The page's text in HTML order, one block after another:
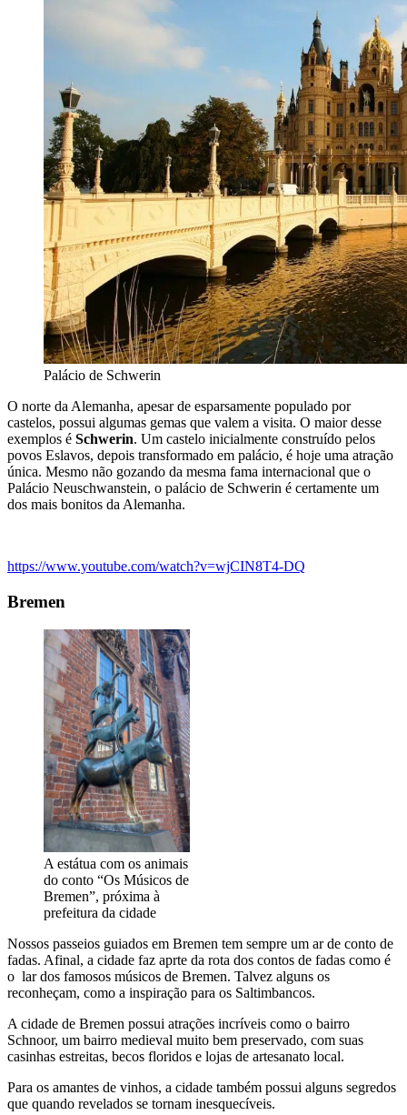
Palácio de Schwerin
O norte da Alemanha, apesar de esparsamente populado por
castelos, possui algumas gemas que valem a visita. O maior desse
exemplos é Schwerin. Um castelo inicialmente construído pelos
povos Eslavos, depois transformado em palácio, é hoje uma atração
única. Mesmo não gozando da mesma fama internacional que o
Palácio Neuschwanstein, o palácio de Schwerin é certamente um
dos mais bonitos da Alemanha.
https://www.youtube.com/watch?v=wjCIN8T4-DQ
Bremen
A estátua com os animais
do conto “Os Músicos de
Bremen”, próxima à
prefeitura da cidade
Nossos passeios guiados em Bremen tem sempre um ar de conto de
fadas. Afinal, a cidade faz aprte da rota dos contos de fadas como é
o lar dos famosos músicos de Bremen. Talvez alguns os
reconheçam, como a inspiração para os Saltimbancos.
A cidade de Bremen possui atrações incríveis como o bairro
Schnoor, um bairro medieval muito bem preservado, com suas
casinhas estreitas, becos floridos e lojas de artesanato local.
Para os amantes de vinhos, a cidade também possui alguns segredos
que quando revelados se tornam inesquecíveis.